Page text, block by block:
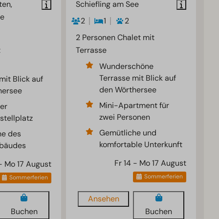
Blick auf
des
Mo 17 August
Sommerferien
Buchen
Schiefling am See
2
1
2
2 Personen Chalet mit
Terrasse
Wunderschöne
Terrasse mit Blick auf
den Wörthersee
Mini-Apartment für
zwei Personen
Gemütliche und
komfortable Unterkunft
Fr 14 - Mo 17 August
Sommerferien
Ansehen
Buchen